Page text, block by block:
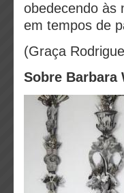
obedecendo às
em tempos de
(Graça
Sobre Barbara